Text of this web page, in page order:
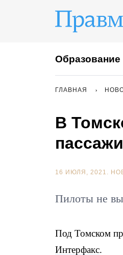
Образование
ГЛАВНАЯ
В
16 ИЮЛЯ, 2021.
Пилоты не
Под Томском
Интерфакс.